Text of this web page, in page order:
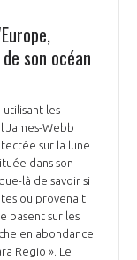
son océan
utilisant les
James-Webb
sur la lune
dans son
là de savoir si
ou provenait
basent sur les
en abondance
Regio ». Le